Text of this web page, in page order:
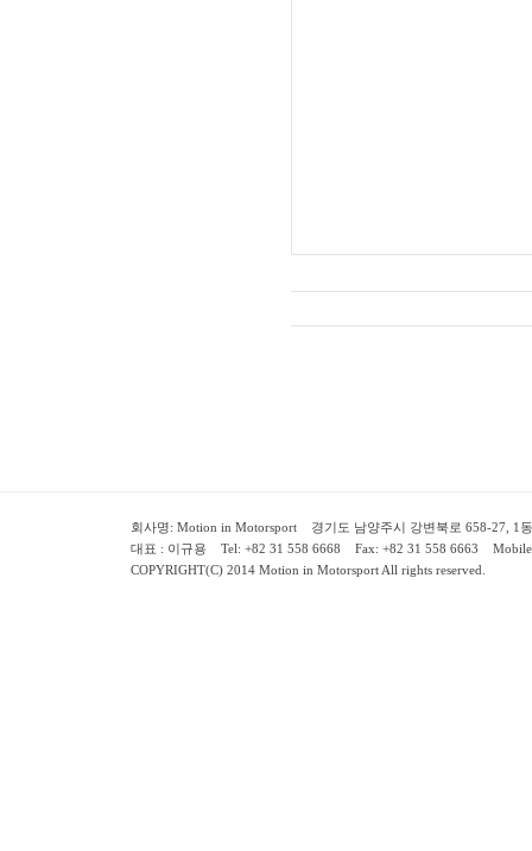
회사명: Motion in Motorsport 경기도 남양주시 강변북로 658-27, 1동
대표 : 이규용 Tel: +82 31 558 6668 Fax: +82 31 558 6663
COPYRIGHT(C) 2014 Motion in Motorsport All rights reserved.